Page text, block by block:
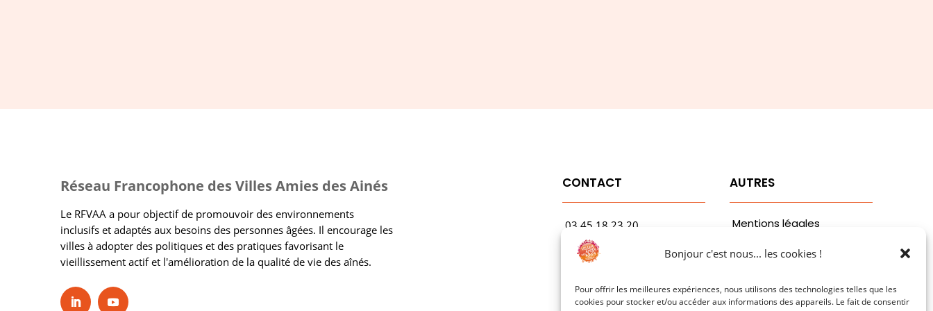
Bonjour c'est nous... les cookies !
Pour offrir les meilleures expériences, nous utilisons des technologies telles que les
cookies pour stocker et/ou accéder aux informations des appareils. Le fait de consentir
Réseau Francophone des Villes Amies des Ainés
Le RFVAA a pour objectif de promouvoir des environnements
inclusifs et adaptés aux besoins des personnes âgées. Il encourage les
villes à adopter des politiques et des pratiques favorisant le
vieillissement actif et l'amélioration de la qualité de vie des aînés.
CONTACT
03.45.18.23.20
contact@rfvaa.com
1 Avenue Garibaldi
AUTRES
Mentions légales
Politiques de